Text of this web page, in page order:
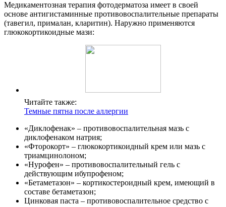
Медикаментозная терапия фотодерматоза имеет в своей
основе антигистаминные противовоспалительные препараты
(тавегил, прималан, кларитин). Наружно применяются
глюкокортикоидные мази:
Читайте также:
Темные пятна после аллергии
«Диклофенак» – противовоспалительная мазь с
диклофенаком натрия;
«Фторокорт» – глюкокортикоидный крем или мазь с
триамцинолоном;
«Нурофен» – противовоспалительный гель с
действующим ибупрофеном;
«Бетаметазон» – кортикостероидный крем, имеющий в
составе бетаметазон;
Цинковая паста – противовоспалительное средство с